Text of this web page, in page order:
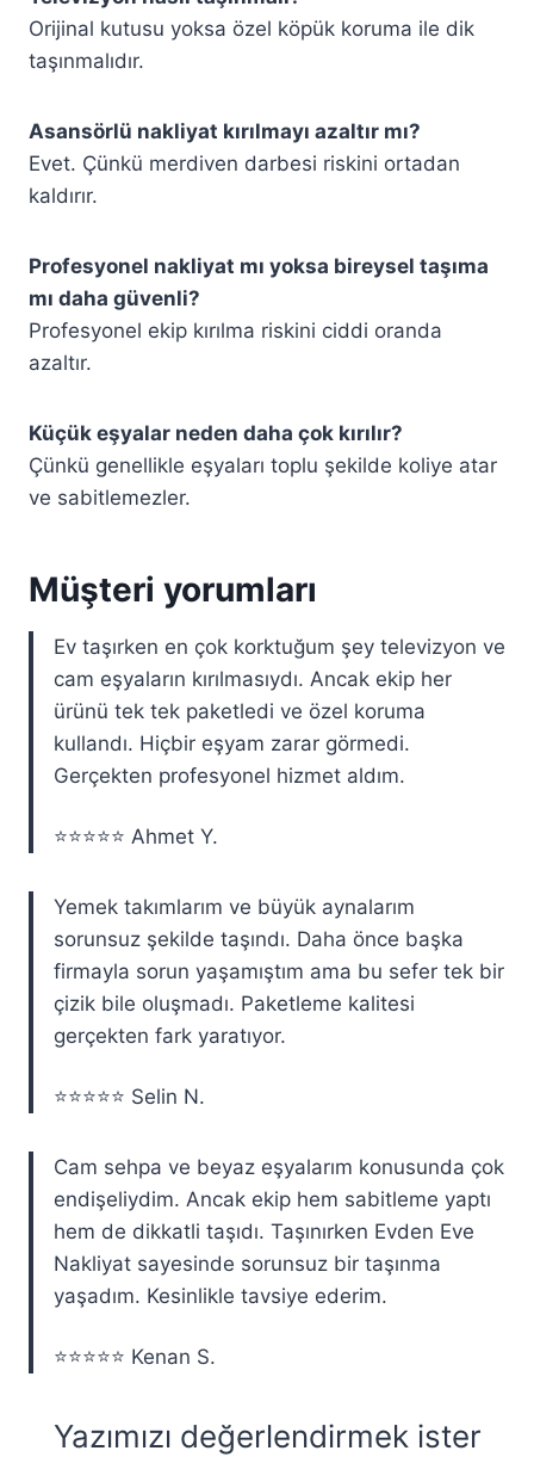
Orijinal kutusu yoksa özel köpük koruma ile dik
taşınmalıdır.
Asansörlü nakliyat kırılmayı azaltır mı?
Evet. Çünkü merdiven darbesi riskini ortadan
kaldırır.
Profesyonel nakliyat mı yoksa bireysel taşıma
mı daha güvenli?
Profesyonel ekip kırılma riskini ciddi oranda
azaltır.
Küçük eşyalar neden daha çok kırılır?
Çünkü genellikle eşyaları toplu şekilde koliye atar
ve sabitlemezler.
Müşteri yorumları
Ev taşırken en çok korktuğum şey televizyon ve
cam eşyaların kırılmasıydı. Ancak ekip her
ürünü tek tek paketledi ve özel koruma
kullandı. Hiçbir eşyam zarar görmedi.
Gerçekten profesyonel hizmet aldım.
⭐️⭐️⭐️⭐️⭐️ Ahmet Y.
Yemek takımlarım ve büyük aynalarım
sorunsuz şekilde taşındı. Daha önce başka
firmayla sorun yaşamıştım ama bu sefer tek bir
çizik bile oluşmadı. Paketleme kalitesi
gerçekten fark yaratıyor.
⭐️⭐️⭐️⭐️⭐️ Selin N.
Cam sehpa ve beyaz eşyalarım konusunda çok
endişeliydim. Ancak ekip hem sabitleme yaptı
hem de dikkatli taşıdı. Taşınırken Evden Eve
Nakliyat sayesinde sorunsuz bir taşınma
yaşadım. Kesinlikle tavsiye ederim.
⭐️⭐️⭐️⭐️⭐️ Kenan S.
Yazımızı değerlendirmek ister